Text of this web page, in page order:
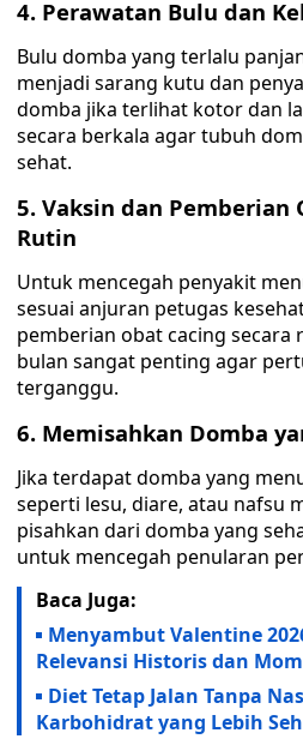
4. Perawatan Bulu dan
Bulu domba yang terlalu
menjadi sarang kutu dan
domba jika terlihat kotor dan
secara berkala agar tubuh
sehat.
5. Vaksin dan Pemberian
Rutin
Untuk mencegah penyakit
sesuai anjuran petugas
pemberian obat cacing secara
bulan sangat penting agar
terganggu.
6. Memisahkan Domba
Jika terdapat domba yang
seperti lesu, diare, atau nafsu
pisahkan dari domba yang
untuk mencegah penularan
Baca Juga:
Menyambut Valentine
Relevansi Historis dan
Diet Tetap Jalan Tanpa
Karbohidrat yang Lebih